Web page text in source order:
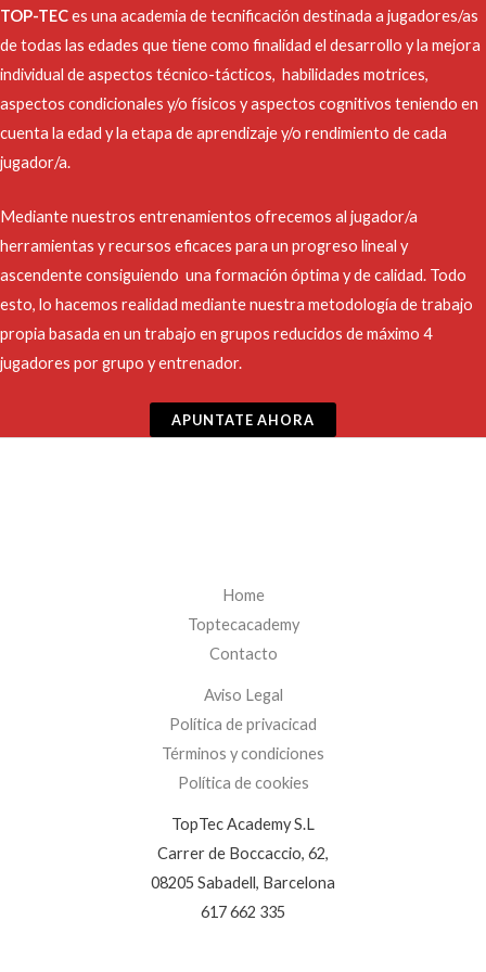
TOP-TECes una academia de tecnificación destinada a jugadores/as
de todas las edades que tiene como finalidad el desarrollo y la mejora
individual de aspectos técnico-tácticos, habilidades motrices,
aspectos condicionales y/o físicos y aspectos cognitivos teniendo en
cuenta la edad y la etapa de aprendizaje y/o rendimiento de cada
jugador/a.
Mediante nuestros entrenamientos ofrecemos al jugador/a
herramientas y recursos eficaces para un progreso lineal y
ascendente consiguiendo una formación óptima y de calidad. Todo
esto, lo hacemos realidad mediante nuestra metodología de trabajo
propia basada en un trabajo en grupos reducidos de máximo 4
jugadores por grupo y entrenador.
APUNTATE AHORA
Home
Toptecacademy
Contacto
Aviso Legal
Política de privacicad
Términos y condiciones
Política de cookies
TopTec Academy S.L
Carrer de Boccaccio, 62,
08205 Sabadell, Barcelona
617 662 335